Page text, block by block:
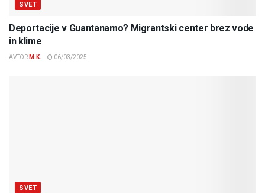
SVET
Deportacije v Guantanamo? Migrantski center brez vode
in klime
AVTOR M.K. 06/03/2025
SVET